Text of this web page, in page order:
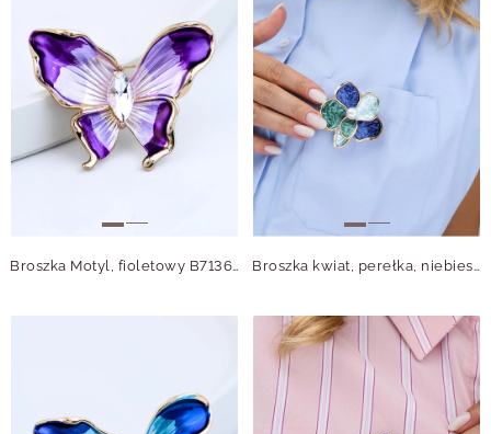
Broszka Motyl, fioletowy B713691Z00 Broszka kwiat, perełka, niebieski B713719Z00